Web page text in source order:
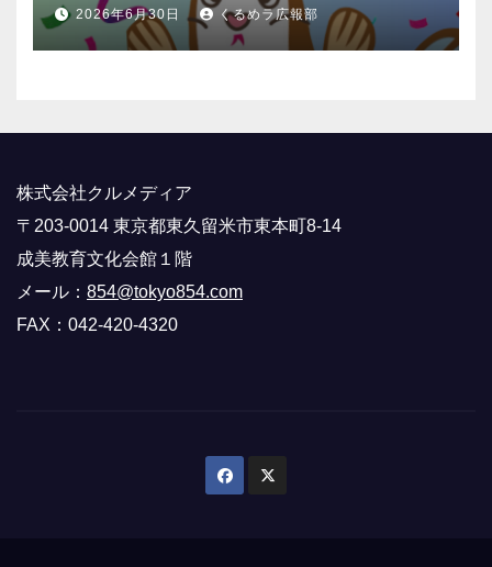
2026年6月30日 くるめラ広報部
株式会社クルメディア
〒203-0014 東京都東久留米市東本町8-14
成美教育文化会館１階
メール： 854@tokyo854.com
FAX：042-420-4320